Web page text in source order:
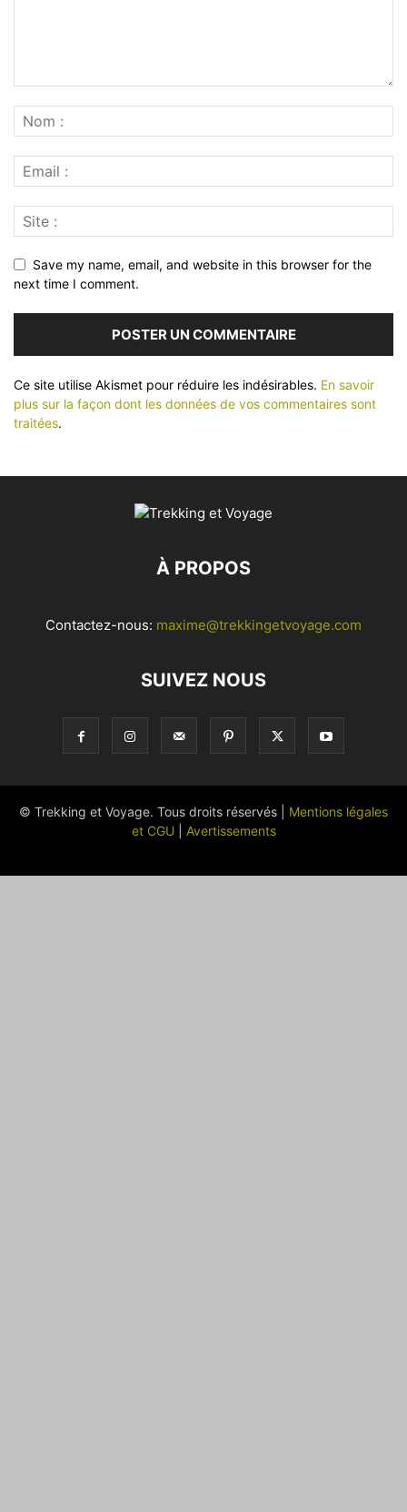
Save my name, email, and website in this browser for the
next time I comment.
Ce site utilise Akismet pour réduire les indésirables. En savoir
plus sur la façon dont les données de vos commentaires sont
traitées.
À PROPOS
Contactez-nous: maxime@trekkingetvoyage.com
SUIVEZ NOUS
© Trekking et Voyage. Tous droits réservés | Mentions légales
et CGU
Avertissements